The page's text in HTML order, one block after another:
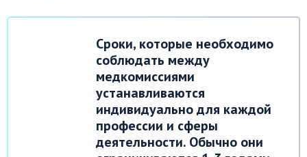
Сроки, которые необходимо
соблюдать между
медкомиссиями
устанавливаются
индивидуально для каждой
профессии и сферы
деятельности. Обычно они